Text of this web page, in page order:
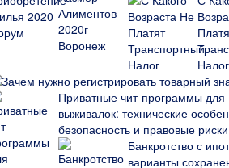
Налог
Зачем нужно регистрировать товарный
Приватные чит-программы для
выживалок: технические
безопасность и правовые риски
Банкротство с
варианты